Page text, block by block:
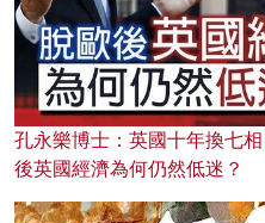
孔永樂博士：英國十年換七
後英國經濟為何仍然低迷？